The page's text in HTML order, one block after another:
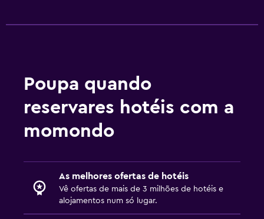
Poupa quando
reservares hotéis com a
momondo
As melhores ofertas de hotéis
Vê ofertas de mais de 3 milhões de hotéis e
alojamentos num só lugar.